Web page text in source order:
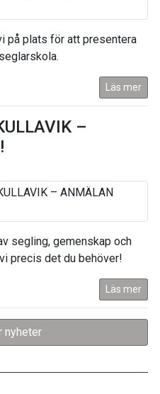
på plats för att presentera
Läs mer
–
segling, gemenskap och
precis det du behöver!
Läs mer
nyheter